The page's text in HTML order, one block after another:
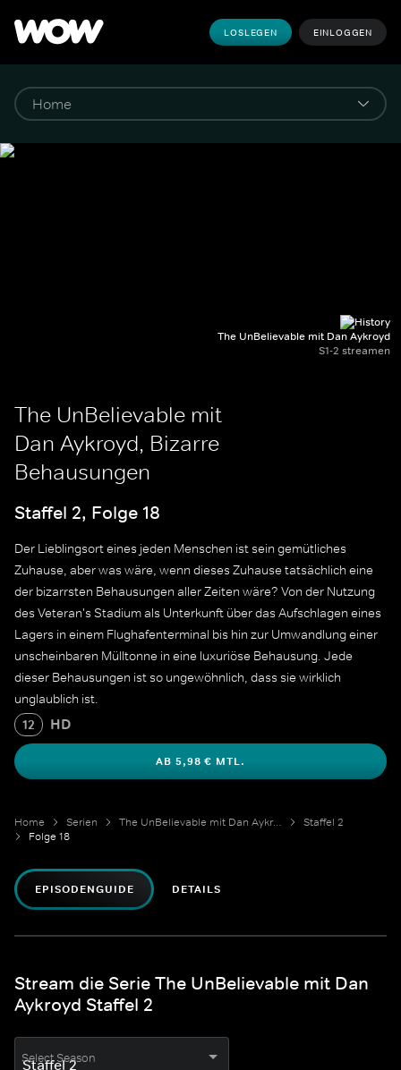
LOSLEGEN EINLOGGEN
The UnBelievable mit Dan Aykroyd
S1-2 streamen
The UnBelievable mit
Dan Aykroyd, Bizarre
Behausungen
Staffel 2, Folge 18
Der Lieblingsort eines jeden Menschen ist sein gemütliches
Zuhause, aber was wäre, wenn dieses Zuhause tatsächlich eine
der bizarrsten Behausungen aller Zeiten wäre? Von der Nutzung
des Veteran's Stadium als Unterkunft über das Aufschlagen eines
Lagers in einem Flughafenterminal bis hin zur Umwandlung einer
unscheinbaren Mülltonne in eine luxuriöse Behausung. Jede
dieser Behausungen ist so ungewöhnlich, dass sie wirklich
unglaublich ist.
12
HD
AB 5,98 € MTL.
Home Serien The UnBelievable mit Dan Aykroyd
Staffel 2
Folge 18
EPISODENGUIDE DETAILS
Stream die Serie The UnBelievable mit Dan
Aykroyd Staffel 2
Select Season